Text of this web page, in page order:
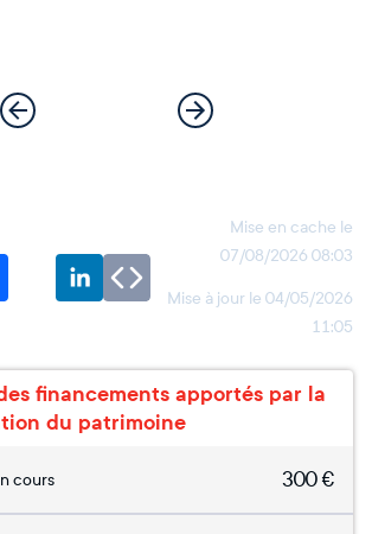
Mise en cache le
07/08/2026 08:03
Mise à jour le 04/05/2026
11:05
financements apportés par la
du patrimoine
cours 300€